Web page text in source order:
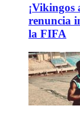
¡Vikingos
renuncia
la FIFA